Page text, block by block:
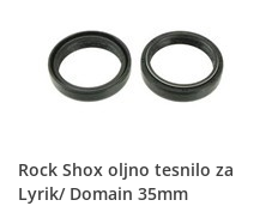
Rock Shox oljno tesnilo za
Lyrik/ Domain 35mm